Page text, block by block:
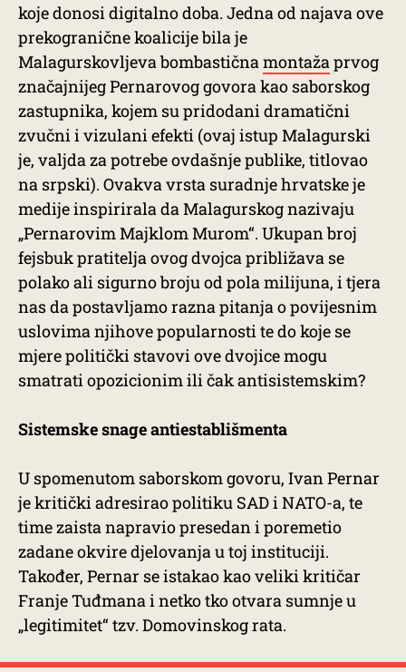
koje donosi digitalno doba. Jedna od najava ove
prekogranične koalicije bila je
Malagurskovljeva bombastičnamontažaprvog
značajnijeg Pernarovog govora kao saborskog
zastupnika, kojem su pridodani dramatični
zvučni i vizulani efekti (ovaj istup Malagurski
je, valjda za potrebe ovdašnje publike, titlovao
na srpski). Ovakva vrsta suradnje hrvatske je
medije inspirirala da Malagurskog nazivaju
„Pernarovim Majklom Murom“. Ukupan broj
fejsbuk pratitelja ovog dvojca približava se
polako ali sigurno broju od pola milijuna, i tjera
nas da postavljamo razna pitanja o povijesnim
uslovima njihove popularnosti te do koje se
mjere politički stavovi ove dvojice mogu
smatrati opozicionim ili čak antisistemskim?
Sistemske snage antiestablišmenta
U spomenutom saborskom govoru, Ivan Pernar
je kritički adresirao politiku SAD i NATO-a, te
time zaista napravio presedan i poremetio
zadane okvire djelovanja u toj instituciji.
Također, Pernar se istakao kao veliki kritičar
Franje Tuđmana i netko tko otvara sumnje u
„legitimitet“ tzv. Domovinskog rata.